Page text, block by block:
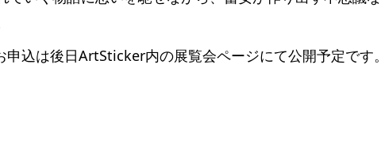
込は後日ArtSticker内の展覧会ページにて公開予定です。